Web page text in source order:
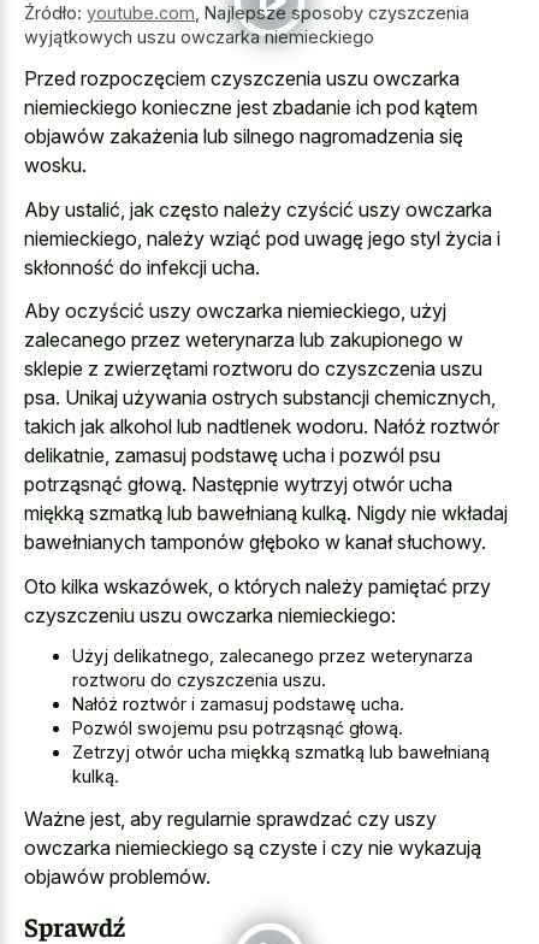
Źródło: youtube.com Najlepsze sposoby czyszczenia
wyjątkowych uszu owczarka niemieckiego
Przed rozpoczęciem czyszczenia uszu owczarka
niemieckiego konieczne jest zbadanie ich pod kątem
objawów zakażenia lub silnego nagromadzenia się
wosku.
Aby ustalić, jak często należy czyścić uszy owczarka
niemieckiego, należy wziąć pod uwagę jego styl życia i
skłonność do infekcji ucha.
Aby oczyścić uszy owczarka niemieckiego, użyj
zalecanego przez weterynarza lub zakupionego w
sklepie z zwierzętami roztworu do czyszczenia uszu
psa. Unikaj używania ostrych substancji chemicznych,
takich jak alkohol lub nadtlenek wodoru. Nałóż roztwór
delikatnie, zamasuj podstawę ucha i pozwól psu
potrząsnąć głową. Następnie wytrzyj otwór ucha
miękką szmatką lub bawełnianą kulką. Nigdy nie wkładaj
bawełnianych tamponów głęboko w kanał słuchowy.
Oto kilka wskazówek, o których należy pamiętać przy
czyszczeniu uszu owczarka niemieckiego:
Użyj delikatnego, zalecanego przez weterynarza
roztworu do czyszczenia uszu.
Nałóż roztwór i zamasuj podstawę ucha.
Pozwól swojemu psu potrząsnąć głową.
Zetrzyj otwór ucha miękką szmatką lub bawełnianą
kulką.
Ważne jest, aby regularnie sprawdzać czy uszy
owczarka niemieckiego są czyste i czy nie wykazują
objawów problemów.
Sprawdź